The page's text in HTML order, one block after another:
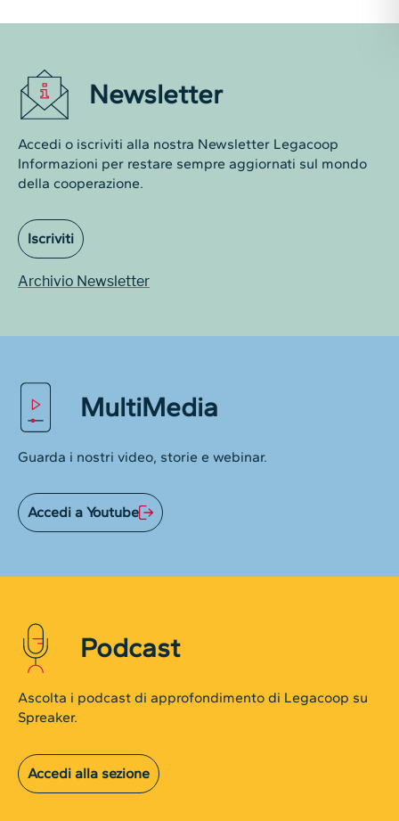
Newsletter
Accedi o iscriviti alla nostra Newsletter Legacoop
Informazioni per restare sempre aggiornati sul mondo
della cooperazione.
Iscriviti
Archivio Newsletter
MultiMedia
Guarda i nostri video, storie e webinar.
Accedi a Youtube
Podcast
Ascolta i podcast di approfondimento di Legacoop su
Spreaker.
Accedi alla sezione